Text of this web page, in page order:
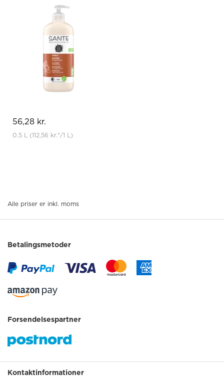
56,28 kr.
0.5 L (112,56 kr.*/1 L)
Alle priser er inkl. moms
Betalingsmetoder
Forsendelsespartner
Kontaktinformationer